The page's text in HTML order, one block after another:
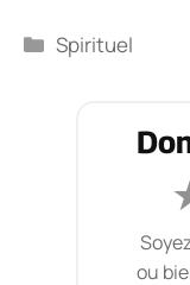
Catégories
Spirituel
ou